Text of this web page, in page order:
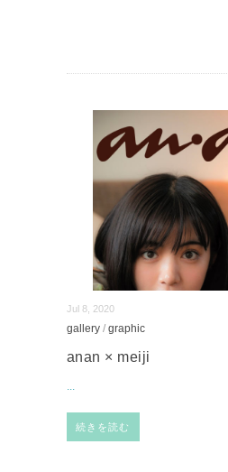
Jul 8, 2020
gallery / graphic
anan × meiji
...
続きを読む